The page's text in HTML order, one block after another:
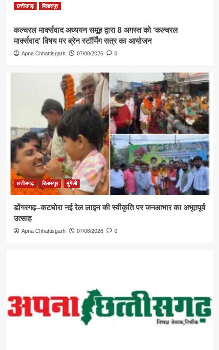
छत्तीसगढ़ बिलासपुर
कल्चरल मार्क्सवाद अध्ययन समूह द्वारा 8 अगस्त को ‘कल्चरल
मार्क्सवाद’ विषय पर ब्रेन स्टॉर्मिंग सत्र का आयोजन
Apna Chhattisgarh 07/08/2026 0
छत्तीसगढ़ बिलासपुर मुंगेली
डोंगरगढ़–कटघोरा नई रेल लाइन की स्वीकृति पर जनआभार का अभूतपूर्व
उत्साह
Apna Chhattisgarh 07/08/2026 0